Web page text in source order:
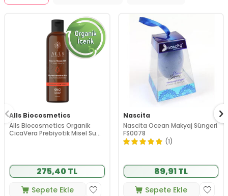
Alls Biocosmetics
Alls Biocosmetics Organik
CicaVera Prebiyotik Misel Su
275,40 TL
Sepete Ekle
Nascita
Nascita Ocean Makyaj Süngeri
FS0078
(1)
89,91 TL
Sepete Ekle